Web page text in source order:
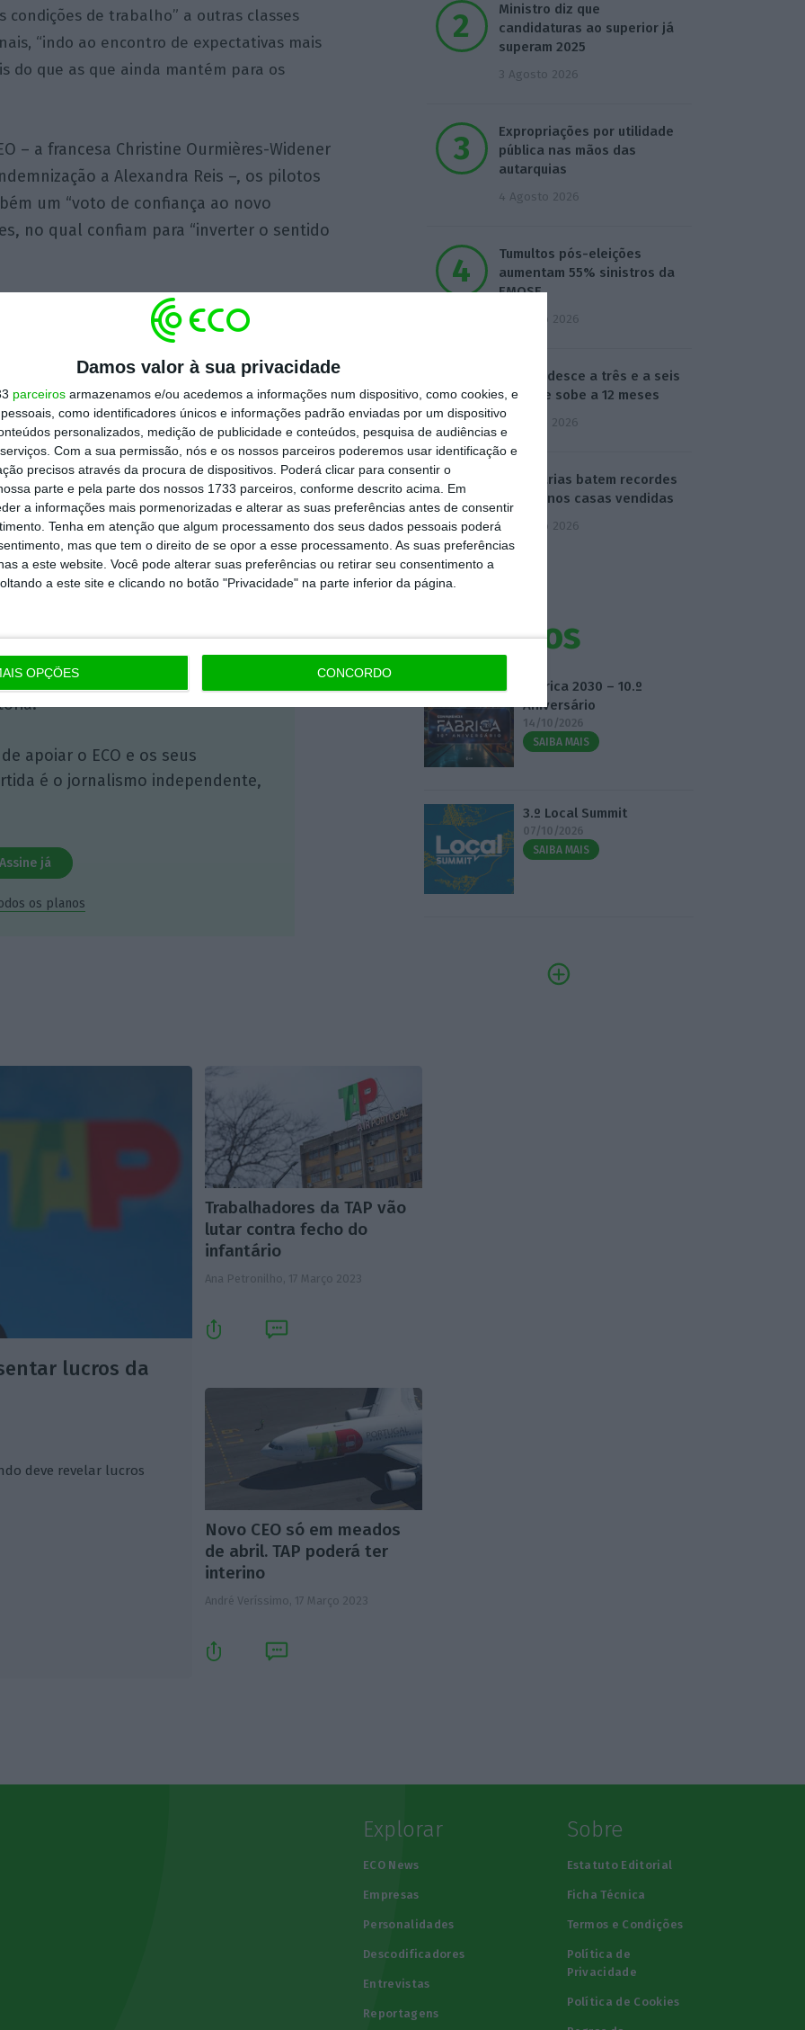
Damos valor à sua privacidade
parceiros armazenamos e/ou acedemos a informações num dispositivo, como cookies, e
como identificadores únicos e informações padrão enviadas por um dispositivo
personalizados, medição de publicidade e conteúdos, pesquisa de audiências e
Com a sua permissão, nós e os nossos parceiros poderemos usar identificação e
precisos através da procura de dispositivos. Poderá clicar para consentir o
parte e pela parte dos nossos 1733 parceiros, conforme descrito acima. Em
a informações mais pormenorizadas e alterar as suas preferências antes de consentir
Tenha em atenção que algum processamento dos seus dados pessoais poderá
mas que tem o direito de se opor a esse processamento. As suas preferências
a este website. Você pode alterar suas preferências ou retirar seu consentimento a
a este site e clicando no botão "Privacidade" na parte inferior da página.
OPÇÕES CONCORDO
condições de trabalho” a outras classes
“indo ao encontro de expectativas mais
do que as que ainda mantém para os
– a francesa Christine Ourmières-Widener
a Alexandra Reis –, os pilotos
um “voto de confiança ao novo
no qual confiam para “inverter o sentido
mas que este pré-acordo melhora
Este pré-acordo vai ainda ser
da empresa.
https://eco.sapo.pt/2023/03/20/pilotos-e-tap-chegam-a-um-pre-acordo-possivel/ Copiar
Premium
é mais importante do que
e tenha acesso a notícias
às reportagens e especiais que
apoiar o ECO e os seus
é o jornalismo independente,
Assine já
os planos
Ministro diz que
candidaturas ao superior já
superam 2025
3 Agosto 2026
Expropriações por utilidade
pública nas mãos das
autarquias
4 Agosto 2026
Tumultos pós-eleições
aumentam 55% sinistros da
EMOSE
4 Agosto 2026
Euribor desce a três e a seis
meses e sobe a 12 meses
5 Agosto 2026
Imobiliárias batem recordes
com menos casas vendidas
6 Agosto 2026
Eventos
Fábrica 2030 – 10.º
Aniversário
14/10/2026
SAIBA MAIS
3.º Local Summit
07/10/2026
SAIBA MAIS
lucros da
deve revelar lucros
Trabalhadores da TAP vão
lutar contra fecho do
infantário
Ana Petronilho, 17 Março 2023
Novo CEO só em meados
de abril. TAP poderá ter
interino
André Veríssimo, 17 Março 2023
Explorar
ECO News
Empresas
Personalidades
Descodificadores
Entrevistas
Reportagens
Sobre
Estatuto Editorial
Ficha Técnica
Termos e Condições
Política de
Privacidade
Política de Cookies